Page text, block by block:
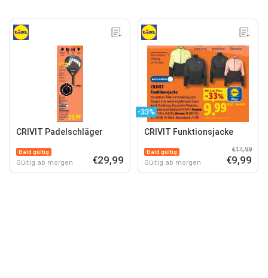
CRIVIT Padelschläger
Bald gültig
Gültig ab morgen €29,99
-33%
CRIVIT Funktionsjacke
Bald gültig
Gültig ab morgen
€14,99
€9,99